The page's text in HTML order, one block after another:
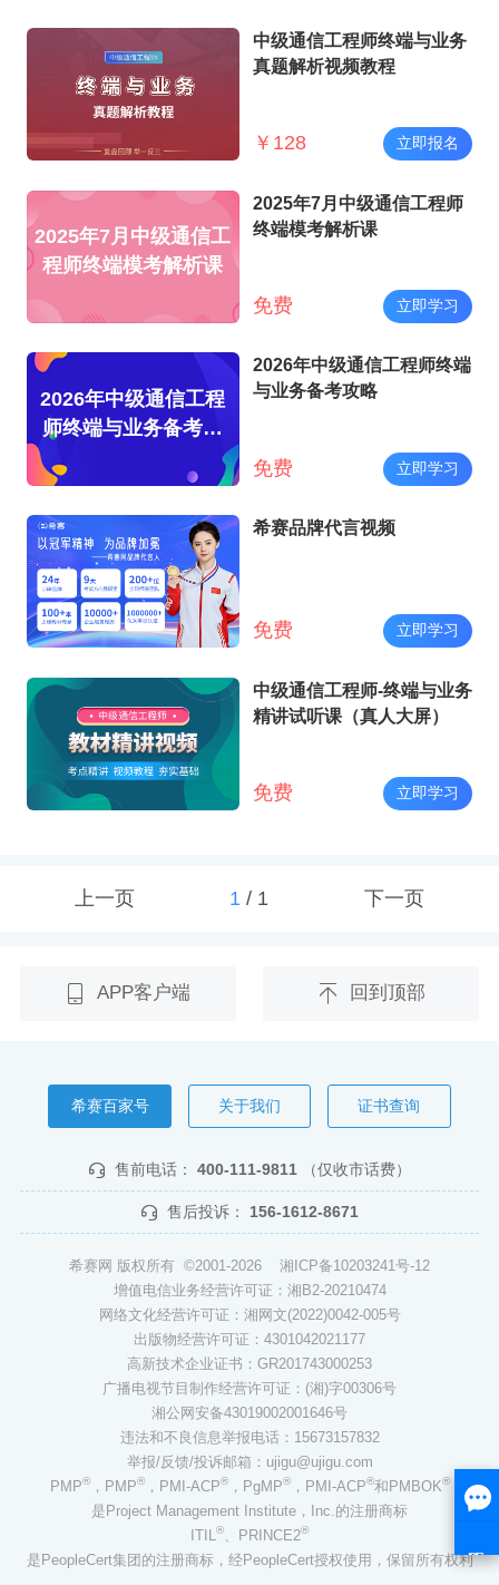
中级通信工程师终端与业务
真题解析视频教程
￥ 128 立即报名
2025年7月中级通信工
程师终端模考解析课
2025年7月中级通信工程师
终端模考解析课
免费 立即学习
2026年中级通信工程
师终端与业务备考攻
2026年中级通信工程师终端
与业务备考攻略
免费 立即学习
希赛品牌代言视频
免费 立即学习
中级通信工程师-终端与业务
精讲试听课（真人大屏）
免费 立即学习
上一页 1/ 1 下一页
APP客户端 回到顶部
希赛百家号 关于我们 证书查询
售前电话： 400-111-9811 （仅收市话费）
售后投诉： 156-1612-8671
希赛网 版权所有 ©2001-2026 湘ICP备10203241号-12
增值电信业务经营许可证：湘B2-20210474
网络文化经营许可证：湘网文(2022)0042-005号
出版物经营许可证：4301042021177
高新技术企业证书：GR201743000253
广播电视节目制作经营许可证：(湘)字00306号
湘公网安备43019002001646号
违法和不良信息举报电话：15673157832
举报/反馈/投诉邮箱：ujigu@ujigu.com
PMP®，PMP®，PMI-ACP®，PgMP®，PMI-ACP®和PMBOK®
是Project Management Institute，Inc.的注册商标
ITIL
® 、PRINCE2®
是PeopleCert集团的注册商标，经PeopleCert授权使用，保留所有权利